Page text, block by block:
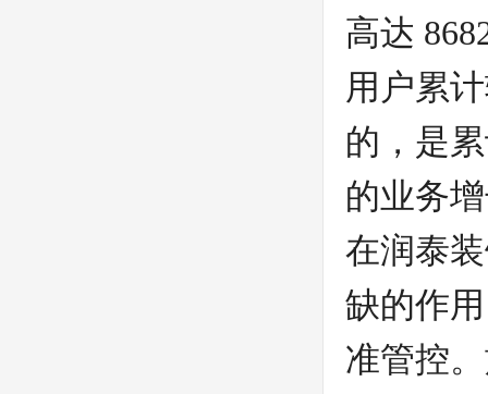
高达
用户累
的，是
的业务
在润泰
缺的作
准管控